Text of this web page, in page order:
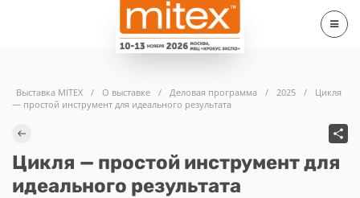
Выставка MITEX / О выставке / Деловая программа / 2025 /
Цикля
— простой инструмент для идеального результата
Цикля — простой инструмент для
идеального результата